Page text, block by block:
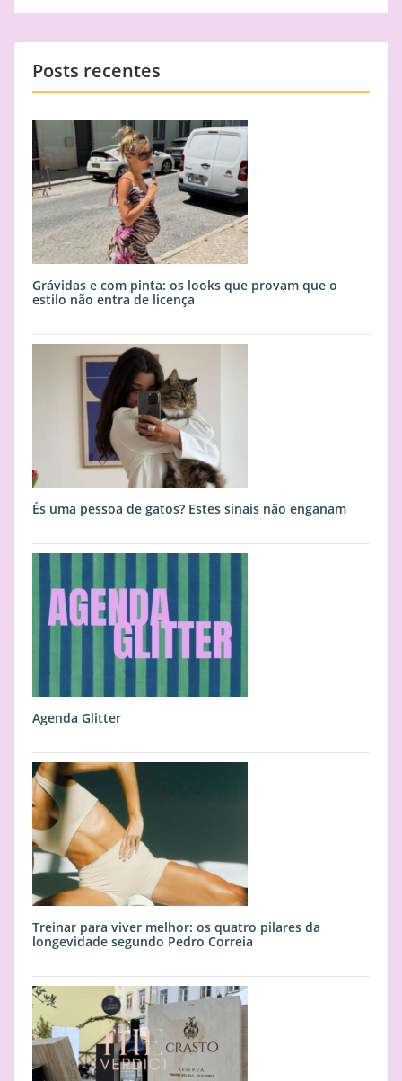
Posts recentes
Grávidas e com pinta: os looks que provam que o
estilo não entra de licença
És uma pessoa de gatos? Estes sinais não enganam
Agenda Glitter
Treinar para viver melhor: os quatro pilares da
longevidade segundo Pedro Correia